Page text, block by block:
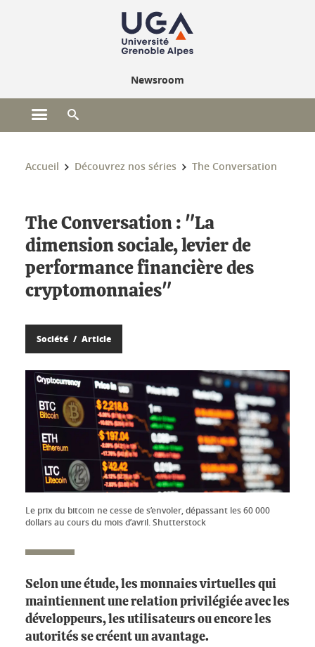
Newsroom
Ouvrir le menu principal
Vous êtes ici :
Accueil Découvrez nos séries The Conversation
The Conversation : "La
dimension sociale, levier de
performance financière des
cryptomonnaies"
Société Article
Le prix du bitcoin ne cesse de s’envoler, dépassant les 60 000
dollars au cours du mois d’avril. Shutterstock
Selon une étude, les monnaies virtuelles qui
maintiennent une relation privilégiée avec les
développeurs, les utilisateurs ou encore les
autorités se créent un avantage.